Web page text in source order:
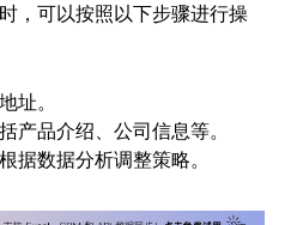
，可以按照以下步骤进行操
址。
产品介绍、公司信息等。
据数据分析调整策略。